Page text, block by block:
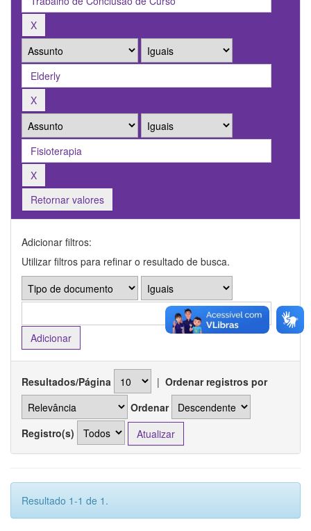
Retornar valores
Adicionar filtros:
Utilizar filtros para refinar o resultado de busca.
Resultados/Página | Ordenar registros por
Ordenar
Registro(s)
Resultado 1-1 de 1.